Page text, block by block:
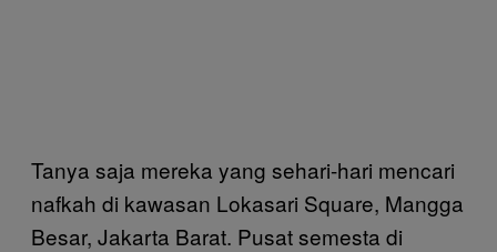
Tanya saja mereka yang sehari-hari mencari
nafkah di kawasan Lokasari Square, Mangga
Besar, Jakarta Barat. Pusat semesta di